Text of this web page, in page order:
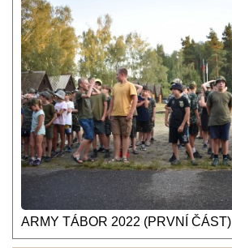
ARMY TÁBOR 2022 (PRVNÍ ČÁST)